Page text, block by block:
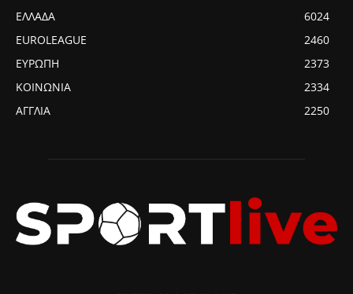
ΕΛΛΑΔΑ
6024
EUROLEAGUE
2460
ΕΥΡΩΠΗ
2373
ΚΟΙΝΩΝΙΑ
2334
ΑΓΓΛΙΑ
2250